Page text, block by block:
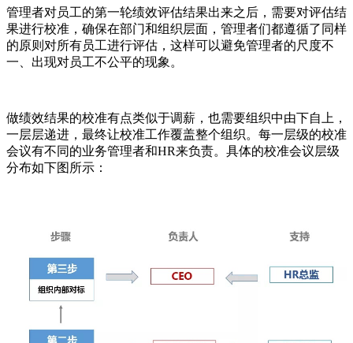
管理者对员工的第一轮绩效评估结果出来之后，需要对评估结
果进行校准，确保在部门和组织层面，管理者们都遵循了同样
的原则对所有员工进行评估，这样可以避免管理者的尺度不
一、出现对员工不公平的现象。
做绩效结果的校准有点类似于调薪，也需要组织中由下自上，
一层层递进，最终让校准工作覆盖整个组织。每一层级的校准
会议有不同的业务管理者和HR来负责。具体的校准会议层级
分布如下图所示：